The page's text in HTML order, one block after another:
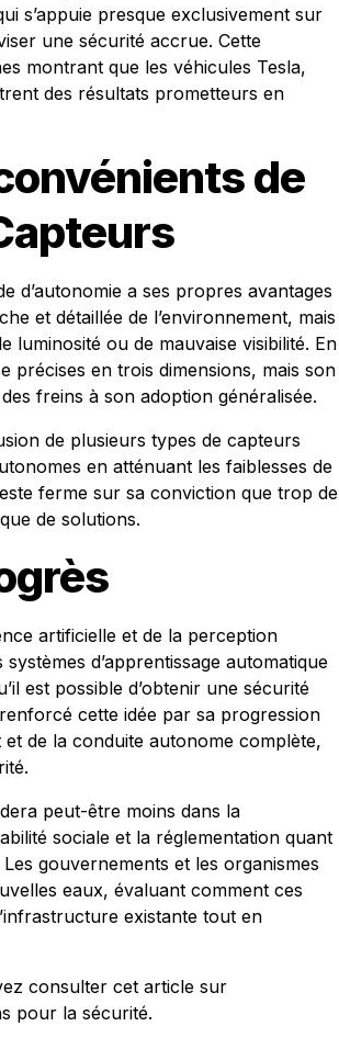
s’appuie presque exclusivement sur
une sécurité accrue. Cette
montrant que les véhicules Tesla,
des résultats prometteurs en
de
d’autonomie a ses propres avantages
et détaillée de l’environnement, mais
luminosité ou de mauvaise visibilité. En
précises en trois dimensions, mais son
freins à son adoption généralisée.
de plusieurs types de capteurs
en atténuant les faiblesses de
ferme sur sa conviction que trop de
de solutions.
artificielle et de la perception
d’apprentissage automatique
est possible d’obtenir une sécurité
cette idée par sa progression
de la conduite autonome complète,
peut-être moins dans la
sociale et la réglementation quant
gouvernements et les organismes
eaux, évaluant comment ces
existante tout en
consulter cet article sur
pour la sécurité.